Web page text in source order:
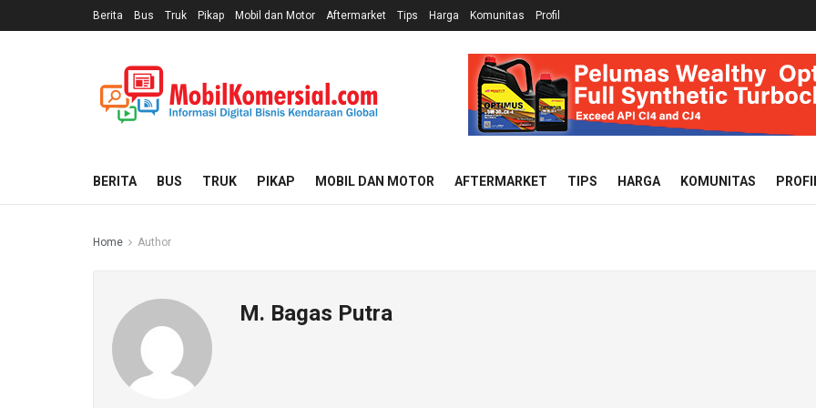
Berita Bus Truk Pikap Mobil dan Motor Aftermarket Tips Harga Komunitas Profil
BERITA BUS TRUK PIKAP MOBIL DAN MOTOR AFTERMARKET TIPS HARGA KOMUNITAS
Home Author
M. Bagas Putra